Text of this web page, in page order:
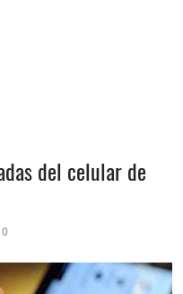
del celular de
0